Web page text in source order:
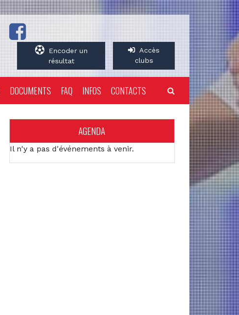
Encoder un
résultat
Accès
clubs
DOCUMENTS FAQ INFOS CONTACTS
AGENDA
Il n'y a pas d'événements à venir.